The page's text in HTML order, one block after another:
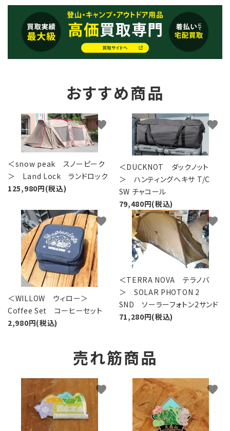
おすすめ商品
＜snow peak スノーピーク
＞ Land Lock ランドロック
125,980円(税込)
favorite
＜DUCKNOT ダックノット
＞ ハンティングヘキサ T/C
SW チャコール
79,480円(税込)
favorite
＜WILLOW ウィロー＞
Coffee Set コーヒーセット
2,980円(税込)
favorite
＜TERRA NOVA テラノバ
＞ SOLAR PHOTON 2
SND ソーラーフォトン2サンド
71,280円(税込)
favorite
売れ筋商品
favorite favorite